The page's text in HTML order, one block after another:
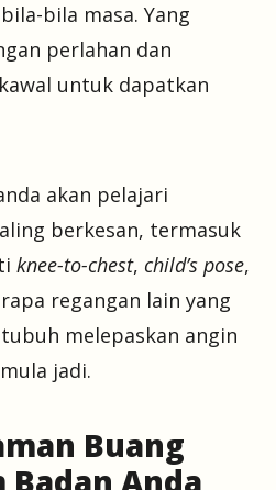
bila masa. Yang
perlahan dan
untuk dapatkan
akan pelajari
berkesan, termasuk
knee-to-chest, child’s pose,
regangan lain yang
melepaskan angin
jadi.
Buang
Badan Anda